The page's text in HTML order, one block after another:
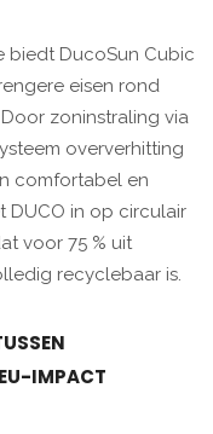
biedt DucoSun Cubic
eisen rond
zoninstraling via
oververhitting
comfortabel en
DUCO in op circulair
voor 75 % uit
recyclebaar is.
IMPACT